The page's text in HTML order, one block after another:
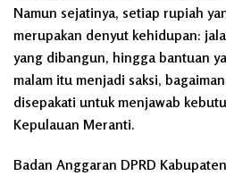
Namun sejatinya, setiap rupiah
merupakan denyut kehidupan:
yang dibangun, hingga bantuan
malam itu menjadi saksi,
disepakati untuk menjawab
Kepulauan Meranti.
Badan Anggaran DPRD